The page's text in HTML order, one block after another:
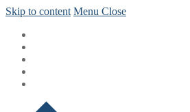
Skip to content Menu Close